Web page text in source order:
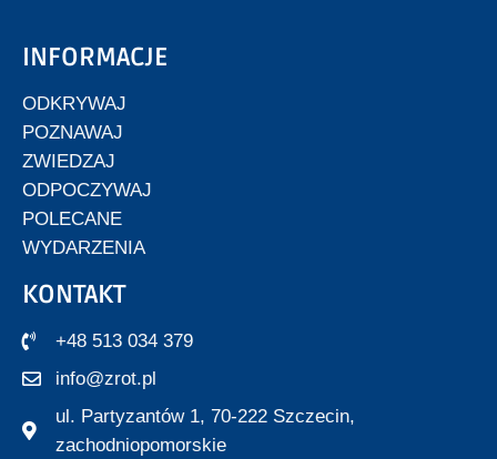
INFORMACJE
ODKRYWAJ
POZNAWAJ
ZWIEDZAJ
ODPOCZYWAJ
POLECANE
WYDARZENIA
KONTAKT
+48 513 034 379
info@zrot.pl
ul. Partyzantów 1, 70-222 Szczecin,
zachodniopomorskie